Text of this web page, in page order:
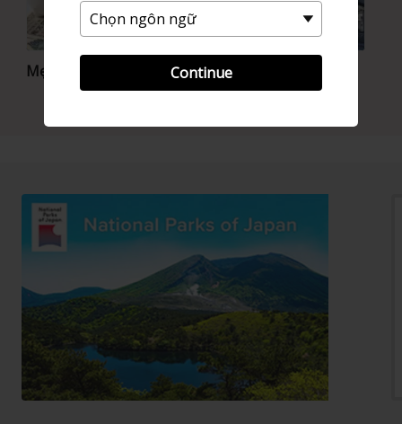
Continue
Mẹo du lịch tiết kiệm Đến Nhật bản